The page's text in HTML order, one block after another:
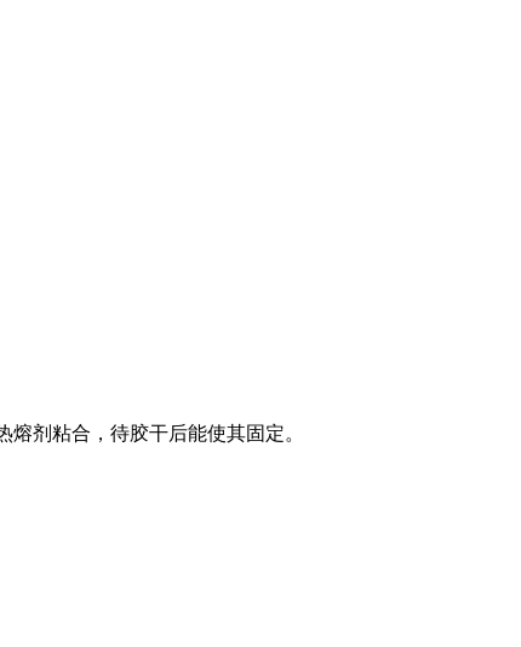
剂粘合，待胶干后能使其固定。